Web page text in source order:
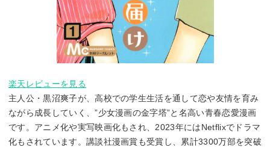
楽天レビューを見る
主人公・黒沼爽子が、高校での学生生活を通して恋や友情を育み
ながら成長していく、”少女漫画の金字塔”と名高い青春恋愛漫画
です。アニメ化や実写映画化もされ、2023年にはNetflixでドラマ
化もされています。講談社漫画賞も受賞し、累計3300万部を突破